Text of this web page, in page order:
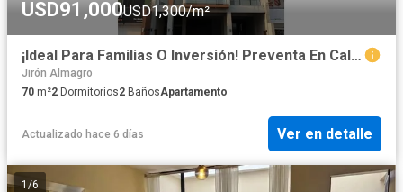
USD91,000USD1,300/m²
¡Ideal Para Familias O Inversión! Preventa En California Con Excelente Distribución Y Plusvalía 🔑📈
Jirón Almagro
70 m²2 Dormitorios2 BañosApartamento
Actualizado hace 6 días Ver en detalle
1 /6